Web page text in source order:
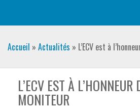
Accueil » Actualités » L’ECV est à
L’ECV EST À L’HONNEUR
MONITEUR